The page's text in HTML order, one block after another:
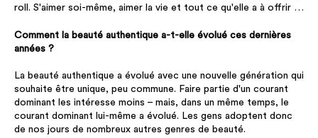
roll. S'aimer soi-même, aimer la vie et tout ce qu'elle a à offrir …
Comment la beauté authentique a-t-elle évolué ces dernières
années ?
La beauté authentique a évolué avec une nouvelle génération qui
souhaite être unique, peu commune. Faire partie d'un courant
dominant les intéresse moins – mais, dans un même temps, le
courant dominant lui-même a évolué. Les gens adoptent donc
de nos jours de nombreux autres genres de beauté.